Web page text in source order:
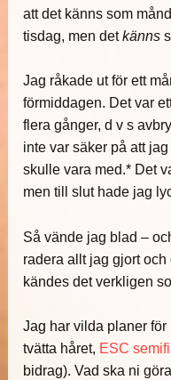
att det känns som
tisdag, men detkänns
Jag råkade ut för ett
förmiddagen. Det var
flera gånger, d v s
inte var säker på att
skulle vara med.* Det
men till slut hade jag
Så vände jag blad –
radera allt jag gjort
kändes det verkligen
Jag har vilda planer
tvätta håret, ESC
bidrag). Vad ska ni